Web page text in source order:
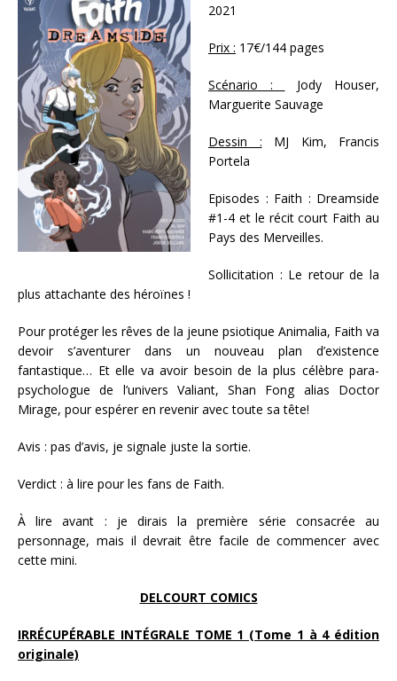
2021
Prix : 17€/144 pages
Scénario :
Jody Houser,
Marguerite Sauvage
Dessin : MJ Kim, Francis
Portela
Episodes : Faith : Dreamside
#1-4 et le récit court Faith au
Pays des Merveilles.
Sollicitation : Le retour de la
plus attachante des héroïnes !
Pour protéger les rêves de la jeune psiotique Animalia, Faith va
devoir s’aventurer dans un nouveau plan d’existence
fantastique… Et elle va avoir besoin de la plus célèbre para-
psychologue de l’univers Valiant, Shan Fong alias Doctor
Mirage, pour espérer en revenir avec toute sa tête!
Avis : pas d’avis, je signale juste la sortie.
Verdict : à lire pour les fans de Faith.
À lire avant : je dirais la première série consacrée au
personnage, mais il devrait être facile de commencer avec
cette mini.
DELCOURT COMICS
IRRÉCUPÉRABLE INTÉGRALE TOME 1 (Tome 1 à 4 édition
originale)